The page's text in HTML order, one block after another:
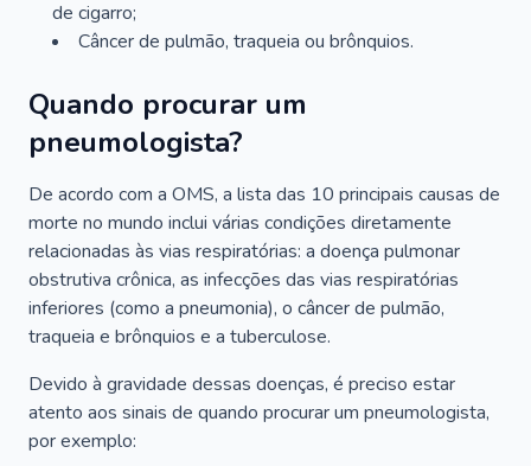
de cigarro;
Câncer de pulmão, traqueia ou brônquios.
Quando procurar um
pneumologista?
De acordo com a OMS, a lista das 10 principais causas de
morte no mundo inclui várias condições diretamente
relacionadas às vias respiratórias: a doença pulmonar
obstrutiva crônica, as infecções das vias respiratórias
inferiores (como a pneumonia), o câncer de pulmão,
traqueia e brônquios e a tuberculose.
Devido à gravidade dessas doenças, é preciso estar
atento aos sinais de quando procurar um pneumologista,
por exemplo: